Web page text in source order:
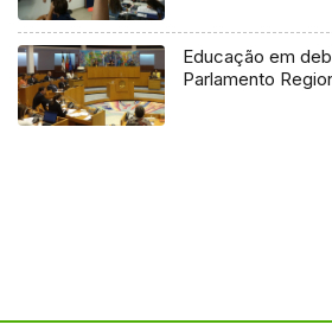
Educação em
Parlamento